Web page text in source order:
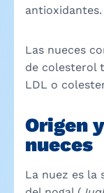
antioxidantes.
Las nueces
de colesterol
LDL o
Origen
nueces
La nuez es la